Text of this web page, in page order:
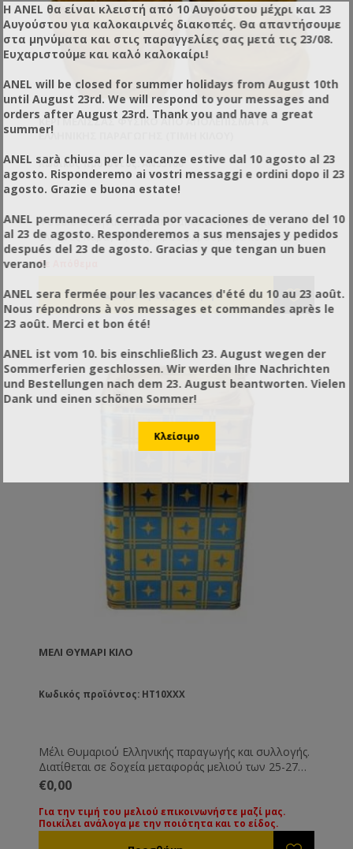
ΚΕΡΊ ΜΈΛΙΣΣΑΣ ΦΥΣΙΚΌ ΑΠΌ ΑΠΟΛΕΠΊΣΜΑΤΑ
ΕΛΛΗΝΙΚΉΣ ΠΑΡΑΓΩΓΉΣ (ΤΙΜΉ ΚΙΛΟΎ)
Κωδικός προϊόντος: AN55100
Φυσικό ελληνικό κερί από απολεπίσματα από
έλληνες παραγωγούς. Προσφέρουμε μελισσοκέρι
υψηλής ποιότητας και καθαρότητας. Η εξαγωγή του
κεριού γίνεται από παλιές κηρήθρες στις
ποιότητα και την αγνότητα του! Το κερί είναι
διαθέσιμο σε πλάκες των 2-8 kg και σε καλούπια των
100-200 gr. Η χρέωση γίνεται με το κιλό.
Σε Απόθεμα
ΜΈΛΙ ΘΥΜΆΡΙ ΚΙΛΟ
Κωδικός προϊόντος: HT10XXX
Μέλι Θυμαριού Ελληνικής παραγωγής και συλλογής.
Διατίθεται σε δοχεία μεταφοράς μελιού των 25-27
Kg. Όλα τα μέλια συνοδεύονται από τις βασικές
εξετάσεις τους. Εάν επιθυμείτε κάποια ειδική εξέταση
μπορεί να γίνει με την ανάλογη επιβάρυνση.
Για την τιμή των διαφόρων ειδών μελιού
€0,00
Για την τιμή του μελιού επικοινωνήστε μαζί μας.
Ποικίλει ανάλογα με την ποιότητα και το είδος.
Η ANEL θα είναι κλειστή από 10 Αυγούστου μέχρι και 23
Αυγούστου για καλοκαιρινές διακοπές. Θα απαντήσουμε
στα μηνύματα και στις παραγγελίες σας μετά τις 23/08.
Ευχαριστούμε και καλό καλοκαίρι!
ANEL will be closed for summer holidays from August 10th
until August 23rd. We will respond to your messages and
orders after August 23rd. Thank you and have a great
summer!
ANEL sarà chiusa per le vacanze estive dal 10 agosto al 23
agosto. Risponderemo ai vostri messaggi e ordini dopo il 23
agosto. Grazie e buona estate!
ANEL permanecerá cerrada por vacaciones de verano del 10
al 23 de agosto. Responderemos a sus mensajes y pedidos
después del 23 de agosto. Gracias y que tengan un buen
verano!
ANEL sera fermée pour les vacances d'été du 10 au 23 août.
Nous répondrons à vos messages et commandes après le
23 août. Merci et bon été!
ANEL ist vom 10. bis einschließlich 23. August wegen der
Sommerferien geschlossen. Wir werden Ihre Nachrichten
und Bestellungen nach dem 23. August beantworten. Vielen
Dank und einen schönen Sommer!